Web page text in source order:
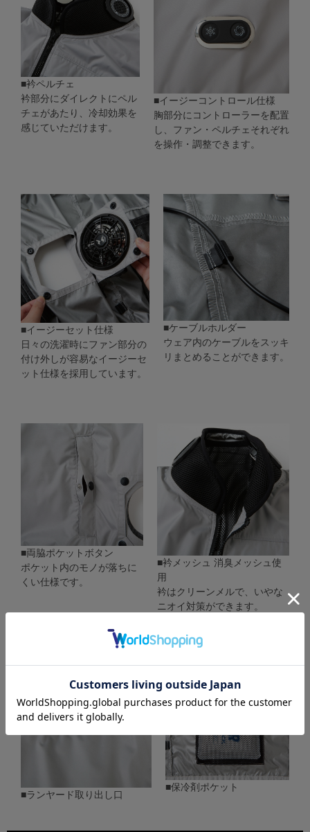
■衿ペルチェ
衿部分にダイレクトにペル
チェがあたり、冷却効果を
感じていただけます。
■イージーコントロール仕様
胸部分にコントローラーを配置
し、ファン・ペルチェそれぞれ
を操作・調整できます。
■イージーセット仕様
日々の洗濯時にファン部分の
付け外しが容易なイージーセ
ット仕様を採用しています。
■ケーブルホルダー
ウェア内のケーブルをスッキ
リまとめることができます。
■両脇ポケットボタン
ポケット内のモノが落ちに
くい仕様です。
■衿メッシュ 消臭メッシュ使
用
衿はクリーンメルで、いやな
ニオイ対策ができます。
■ランヤード取り出し口
■保冷剤ポケット